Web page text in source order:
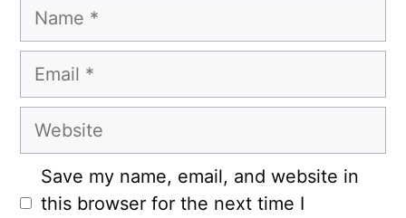
Name
Email
Website
Save my name, email, and website in
this browser for the next time I